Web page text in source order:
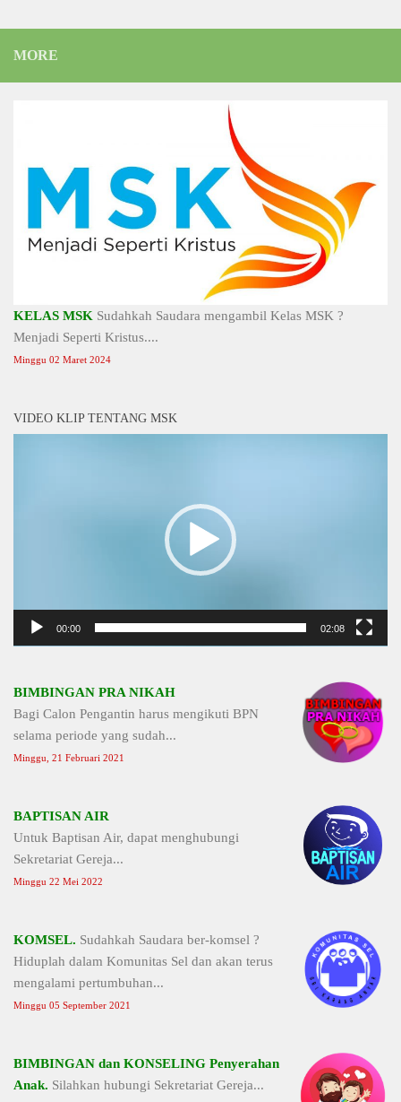
MORE
KELAS MSK Sudahkah Saudara mengambil Kelas MSK ?
Menjadi Seperti Kristus....
Minggu 02 Maret 2024
VIDEO KLIP TENTANG MSK
00:00 02:08
BIMBINGAN PRA NIKAH
Bagi Calon Pengantin harus mengikuti BPN
selama periode yang sudah...
Minggu, 21 Februari 2021
BAPTISAN AIR
Untuk Baptisan Air, dapat menghubungi
Sekretariat Gereja...
Minggu 22 Mei 2022
KOMSEL. Sudahkah Saudara ber-komsel ?
Hiduplah dalam Komunitas Sel dan akan terus
mengalami pertumbuhan...
Minggu 05 September 2021
BIMBINGAN dan KONSELING Penyerahan
Anak. Silahkan hubungi Sekretariat Gereja...